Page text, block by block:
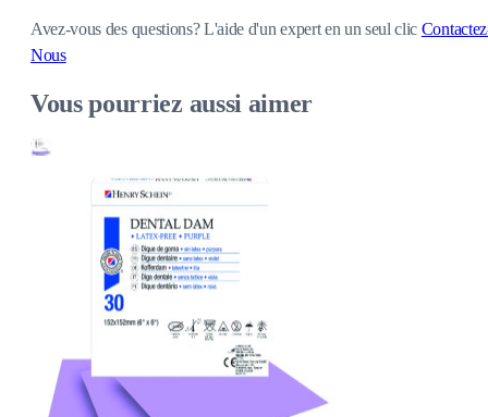
Avez-vous des questions?L'aide d'un expert en un seul clic
Nous
Vous pourriez aussi aimer